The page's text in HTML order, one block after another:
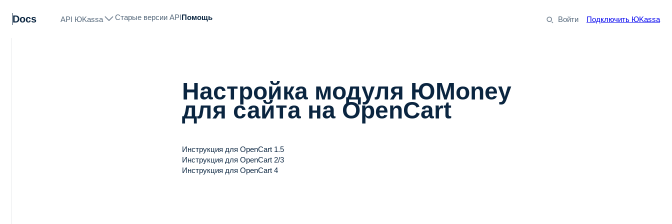
Docs API ЮKassa Старые версии APIПомощь Войти Подключить ЮKassa
Настройка модуля ЮMoney
для сайта на OpenCart
Инструкция для OpenCart 1.5
Инструкция для OpenCart 2/3
Инструкция для OpenCart 4